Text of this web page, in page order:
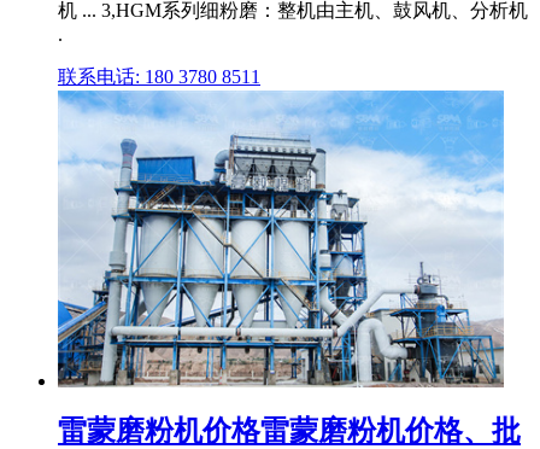
机 ... 3,HGM系列细粉磨：整机由主机、鼓风机、分析机
.
联系电话: 180 3780 8511
雷蒙磨粉机价格雷蒙磨粉机价格、批